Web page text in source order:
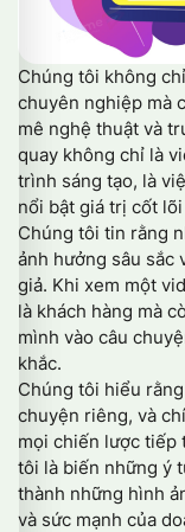
Chúng tôi không
chuyên nghiệp mà
mê nghệ thuật và
quay không chỉ là
trình sáng tạo, là
nổi bật giá trị cốt
Chúng tôi tin rằng
ảnh hưởng sâu sắc
giả. Khi xem một
là khách hàng mà
mình vào câu
khắc.
Chúng tôi hiểu
chuyện riêng, và
mọi chiến lược tiếp
tôi là biến những ý
thành những hình
và sức mạnh của